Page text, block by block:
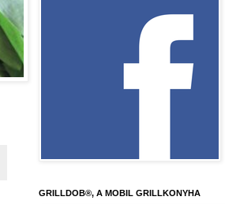
GRILLDOB®, A MOBIL GRILLKONYHA